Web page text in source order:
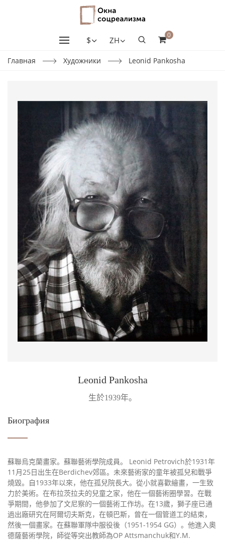
$ ZH
0
Главная Художники Leonid Pankosha
Leonid Pankosha
生於1939年。
Биография
蘇聯烏克蘭畫家。蘇聯藝術學院成員。 Leonid Petrovich於1931年
11月25日出生在Berdichev郊區。未來藝術家的童年被孤兒和戰爭
燒毀。自1933年以來，他在孤兒院長大。從小就喜歡繪畫，一生致
力於美術。在布拉茨拉夫的兒童之家，他在一個藝術圈學習。在戰
爭期間，他參加了文尼察的一個藝術工作坊。在13歲，獅子座已通
過出廠研究在阿爾切夫斯克，在頓巴斯，曾在一個管道工的結束，
然後一個畫家。在蘇聯軍隊中服役後（1951-1954 GG）。他進入奧
德薩藝術學院，師從等突出教師為OP Attsmanchuk和Y.M.